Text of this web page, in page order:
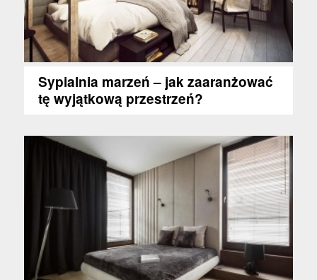
Sypialnia marzeń – jak zaaranżować
tę wyjątkową przestrzeń?